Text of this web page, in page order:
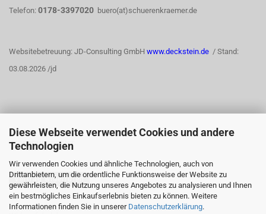
Diese Webseite verwendet Cookies und andere
Technologien
Wir verwenden Cookies und ähnliche Technologien, auch von
Drittanbietern, um die ordentliche Funktionsweise der Website zu
gewährleisten, die Nutzung unseres Angebotes zu analysieren und Ihnen
ein bestmögliches Einkaufserlebnis bieten zu können. Weitere
Informationen finden Sie in unserer Datenschutzerklärung.
Telefon: 0178-3397020 buero(at)schuerenkraemer.de
Websitebetreuung: JD-Consulting GmbH www.deckstein.de / Stand:
03.08.2026 /jd
WIDERRUFSRECHT
Vertrag widerrufen